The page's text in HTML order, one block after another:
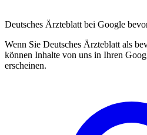
Deutsches Ärzteblatt bei Google
Wenn Sie Deutsches Ärzteblatt als
können Inhalte von uns in Ihren
erscheinen.